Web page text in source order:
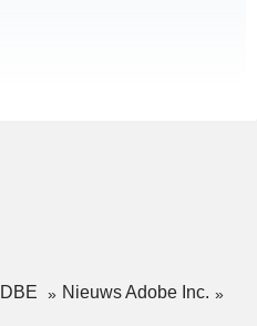
Nieuws Adobe Inc.